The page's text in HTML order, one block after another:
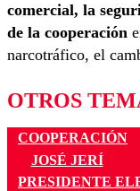
comercial, la
de la cooperación
narcotráfico, el
OTROS
COOPERACIÓN
JOSÉ JERÍ
PRESIDENTE